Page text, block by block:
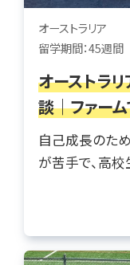
オーストラリア
留学期間：45週間
オーストラ
談｜ファー
自己成長のた
が苦手で、高